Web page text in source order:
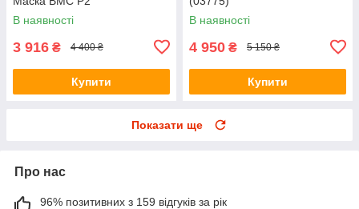
В наявності
3 916 ₴ 4 400 ₴
Купити
В наявності
4 950 ₴ 5 150 ₴
Купити
Показати ще
Про нас
96% позитивних з 159 відгуків за рік